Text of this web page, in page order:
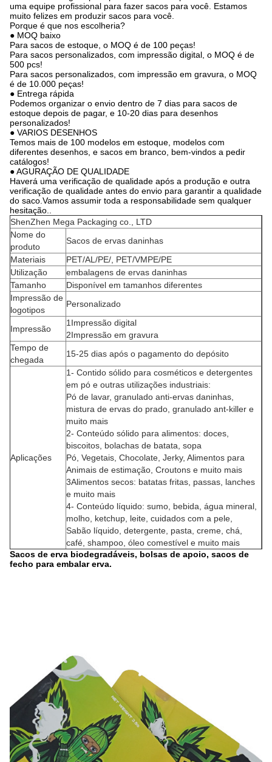
uma equipe profissional para fazer sacos para você. Estamos
muito felizes em produzir sacos para você.
Porque é que nos escolheria?
● MOQ baixo
Para sacos de estoque, o MOQ é de 100 peças!
Para sacos personalizados, com impressão digital, o MOQ é de
500 pcs!
Para sacos personalizados, com impressão em gravura, o MOQ
é de 10.000 peças!
● Entrega rápida
Podemos organizar o envio dentro de 7 dias para sacos de
estoque depois de pagar, e 10-20 dias para desenhos
personalizados!
● VARIOS DESENHOS
Temos mais de 100 modelos em estoque, modelos com
diferentes desenhos, e sacos em branco, bem-vindos a pedir
catálogos!
● AGURAÇÃO DE QUALIDADE
Haverá uma verificação de qualidade após a produção e outra
verificação de qualidade antes do envio para garantir a qualidade
do saco.Vamos assumir toda a responsabilidade sem qualquer
hesitação..
ShenZhen Mega Packaging co., LTD
Nome do
produto
Sacos de ervas daninhas
Materiais
PET/AL/PE/, PET/VMPE/PE
Utilização
embalagens de ervas daninhas
Tamanho
Disponível em tamanhos diferentes
Impressão de
logotipos
Personalizado
Impressão
1Impressão digital
2Impressão em gravura
Tempo de
chegada
15-25 dias após o pagamento do depósito
Aplicações
1- Contido sólido para cosméticos e detergentes
em pó e outras utilizações industriais:
Pó de lavar, granulado anti-ervas daninhas,
mistura de ervas do prado, granulado ant-killer e
muito mais
2- Conteúdo sólido para alimentos: doces,
biscoitos, bolachas de batata, sopa
Pó, Vegetais, Chocolate, Jerky, Alimentos para
Animais de estimação, Croutons e muito mais
3Alimentos secos: batatas fritas, passas, lanches
e muito mais
4- Conteúdo líquido: sumo, bebida, água mineral,
molho, ketchup, leite, cuidados com a pele,
Sabão líquido, detergente, pasta, creme, chá,
café, shampoo, óleo comestível e muito mais
Sacos de erva biodegradáveis, bolsas de apoio, sacos de
fecho para embalar erva.